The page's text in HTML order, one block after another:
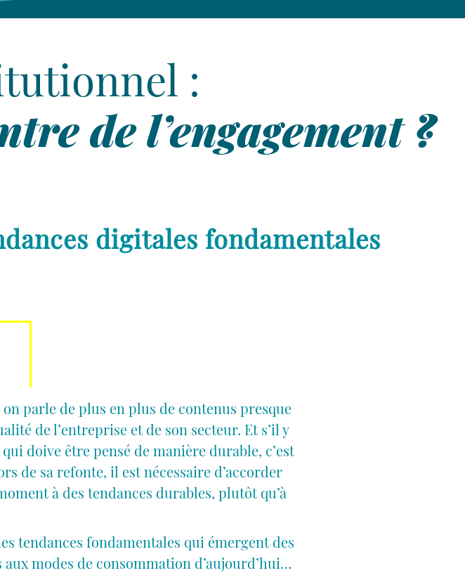
de vous
:
de l’engagement ?
digitales fondamentales
parle de plus en plus de contenus presque
de l’entreprise et de son secteur. Et s’il y
doive être pensé de manière durable, c’est
de sa refonte, il est nécessaire d’accorder
à des tendances durables, plutôt qu’à
tendances fondamentales qui émergent des
modes de consommation d’aujourd’hui…